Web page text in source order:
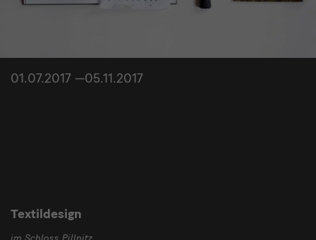
01.07.2017 —05.11.2017
Textildesign